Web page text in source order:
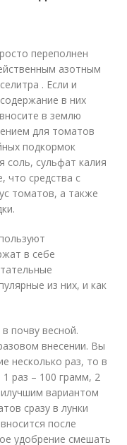
переполнен
азотным
. Если и
в них
в землю
для томатов
подкормок
соль, сульфат калия
что средства с
томатов, а также
в себе
из них, и как
почву весной.
внесении. Вы
несколько раз, то в
раз – 100 грамм, 2
вариантом
сразу в лунки
после
удобрение смешать